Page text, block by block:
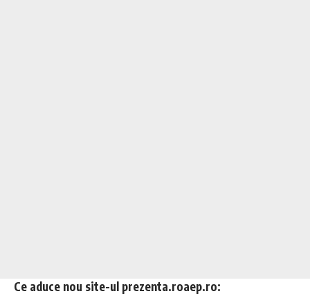
Ce aduce nou site-ul prezenta.roaep.ro: